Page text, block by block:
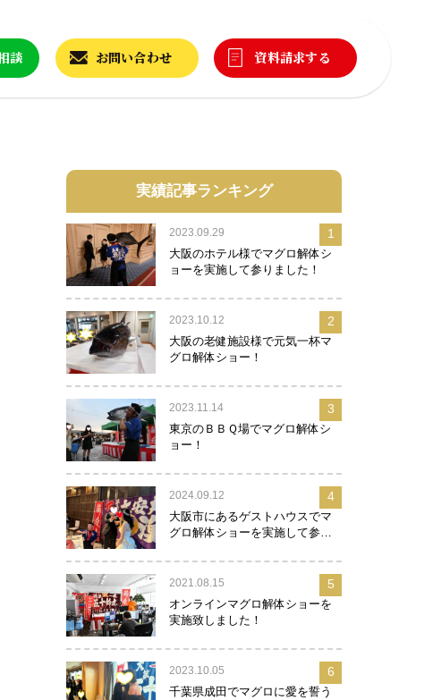
談 お問い合わせ 資料請求する
実績記事ランキング
2023.09.29
大阪のホテル様でマグロ解体シ
ョーを実施して参りました！
1
2023.10.12
大阪の老健施設様で元気一杯マ
グロ解体ショー！
2
2023.11.14
東京のＢＢＱ場でマグロ解体シ
ョー！
3
2024.09.12
大阪市にあるゲストハウスでマ
グロ解体ショーを実施して参り
4
2021.08.15
オンラインマグロ解体ショーを
実施致しました！
5
2023.10.05
千葉県成田でマグロに愛を誓う
6